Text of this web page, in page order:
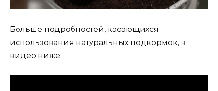
Больше подробностей, касающихся
использования натуральных подкормок, в
видео ниже: